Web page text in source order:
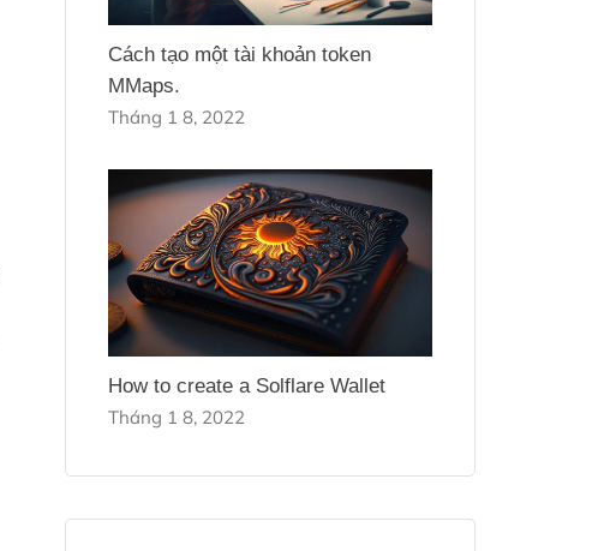
Cách tạo một tài khoản token
MMaps.
Tháng 1 8, 2022
How to create a Solflare Wallet
Tháng 1 8, 2022